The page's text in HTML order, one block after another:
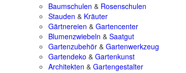
Baumschulen & Rosenschulen
Stauden & Kräuter
Gärtnereien & Gartencenter
Blumenzwiebeln & Saatgut
Gartenzubehör & Gartenwerkzeug
Gartendeko & Gartenkunst
Architekten & Gartengestalter